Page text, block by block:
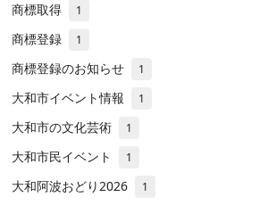
商標取得 1
商標登録 1
商標登録のお知らせ 1
大和市イベント情報 1
大和市の文化芸術 1
大和市民イベント 1
大和阿波おどり2026 1